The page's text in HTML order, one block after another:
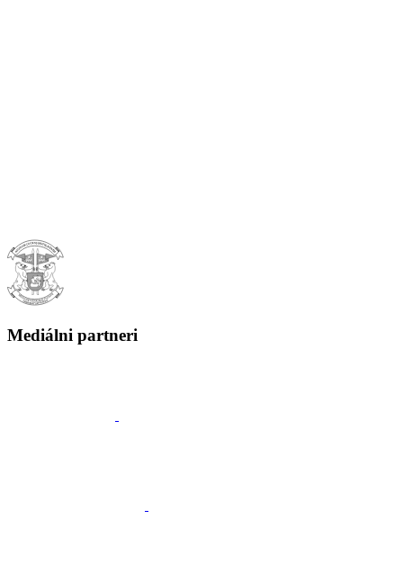
Mediálni partneri